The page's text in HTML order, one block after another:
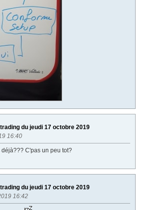
du jeudi 17 octobre 2019
16:40
C'pas un peu tot?
du jeudi 17 octobre 2019
16:42